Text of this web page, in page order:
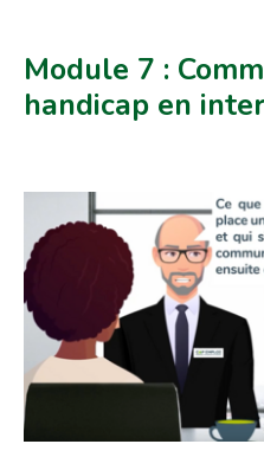
Module 7 :
handicap en